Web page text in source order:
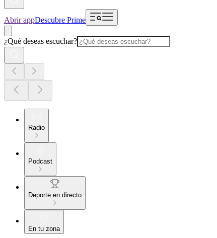
Abrir appDescubre Prime
¿Qué deseas escuchar?
Radio
Podcast
Deporte en directo
En tu zona